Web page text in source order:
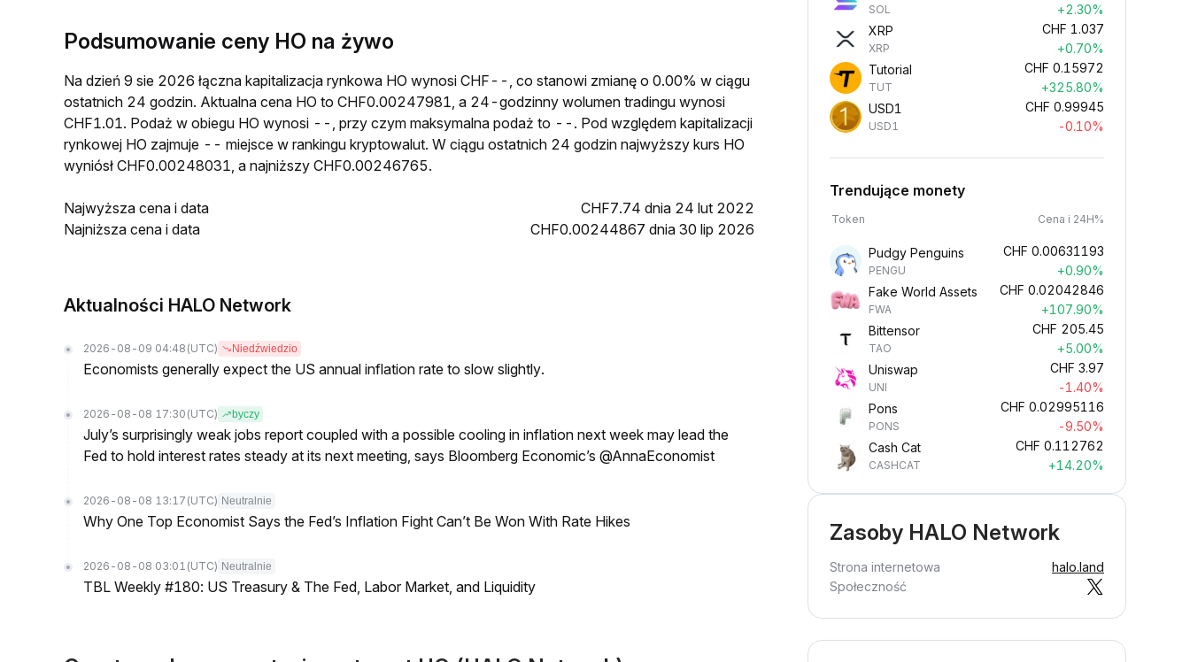
Podsumowanie ceny HO na żywo
Na dzień 9 sie 2026 łączna kapitalizacja rynkowa HO wynosi CHF--, co stanowi zmianę o 0.00% w ciągu
ostatnich 24 godzin. Aktualna cena HO to CHF0.00247981, a 24-godzinny wolumen tradingu wynosi
CHF1.01. Podaż w obiegu HO wynosi --, przy czym maksymalna podaż to --. Pod względem kapitalizacji
rynkowej HO zajmuje -- miejsce w rankingu kryptowalut. W ciągu ostatnich 24 godzin najwyższy kurs HO
wyniósł CHF0.00248031, a najniższy CHF0.00246765.
Najwyższa cena i data
CHF7.74 dnia 24 lut 2022
Najniższa cena i data
CHF0.00244867 dnia 30 lip 2026
Aktualności HALO Network
2026-08-09 04:48 (UTC) Niedźwiedzio
Economists generally expect the US annual inflation rate to slow slightly.
2026-08-08 17:30 (UTC) byczy
July’s surprisingly weak jobs report coupled with a possible cooling in inflation next week may lead the
Fed to hold interest rates steady at its next meeting, says Bloomberg Economic’s @AnnaEconomist
2026-08-08 13:17 (UTC) Neutralnie
Why One Top Economist Says the Fed’s Inflation Fight Can’t Be Won With Rate Hikes
2026-08-08 03:01 (UTC) Neutralnie
TBL Weekly #180: US Treasury & The Fed, Labor Market, and Liquidity
SOL
+2.30%
XRP
XRP
CHF 1.037
+0.70%
Tutorial
TUT
CHF 0.15972
+325.80%
USD1
USD1
CHF 0.99945
-0.10%
Trendujące monety
Token Cena i 24H%
Pudgy Penguins
PENGU
CHF 0.00631193
+0.90%
Fake World Assets
FWA
CHF 0.02042846
+107.90%
Bittensor
TAO
CHF 205.45
+5.00%
Uniswap
UNI
CHF 3.97
-1.40%
Pons
PONS
CHF 0.02995116
-9.50%
Cash Cat
CASHCAT
CHF 0.112762
+14.20%
Zasoby HALO Network
Strona internetowa
halo.land
Społeczność